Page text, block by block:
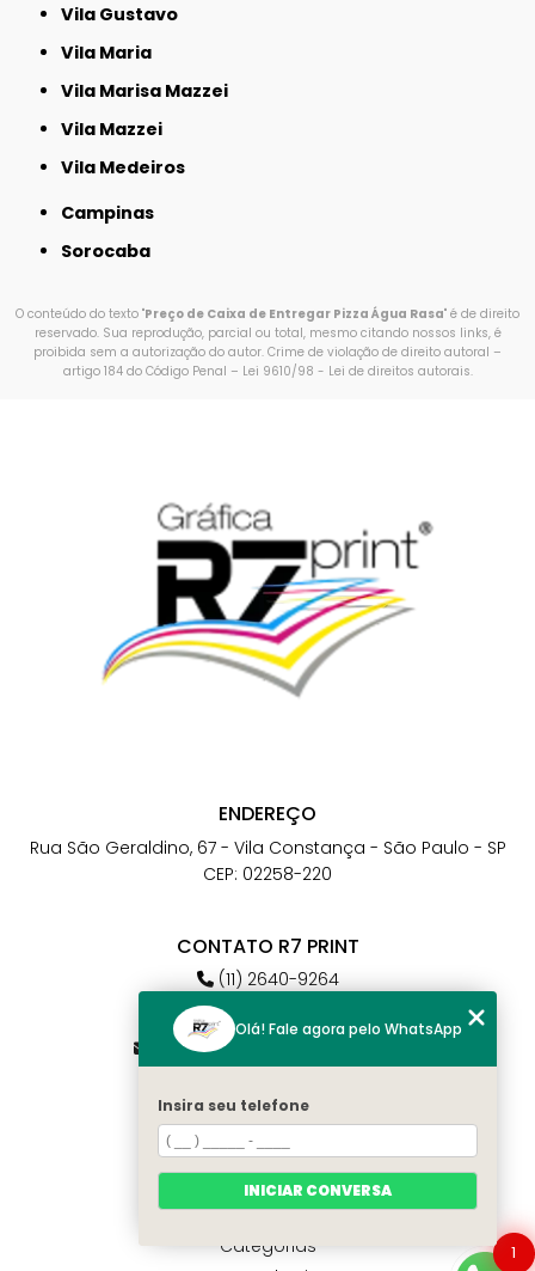
Vila Gustavo
Vila Maria
Vila Marisa Mazzei
Vila Mazzei
Vila Medeiros
Campinas
Sorocaba
O conteúdo do texto "Preço de Caixa de Entregar Pizza Água Rasa" é de direito
reservado. Sua reprodução, parcial ou total, mesmo citando nossos links, é
proibida sem a autorização do autor. Crime de violação de direito autoral –
artigo 184 do Código Penal – Lei 9610/98 - Lei de direitos autorais.
ENDEREÇO
Rua São Geraldino, 67 - Vila Constança - São Paulo - SP
CEP: 02258-220
CONTATO R7 PRINT
(11) 2640-9264
(11) 98784-6664
atendimento@r7print.com.br
MENU
Home
Quem somos
Contato
Categorias
1
Olá! Fale agora pelo WhatsApp
Insira seu telefone
INICIAR CONVERSA